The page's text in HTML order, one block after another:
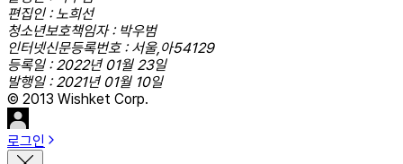
편집인 : 노희선
청소년보호책임자 : 박우범
인터넷신문등록번호 : 서울,아54129
등록일 : 2022년 01월 23일
발행일 : 2021년 01월 10일
© 2013 Wishket Corp.
로그인